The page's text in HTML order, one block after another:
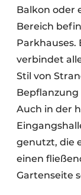
Balkon oder
Bereich
verbindet
Stil von
Auch in der
genutzt, die
einen
Gartenseite